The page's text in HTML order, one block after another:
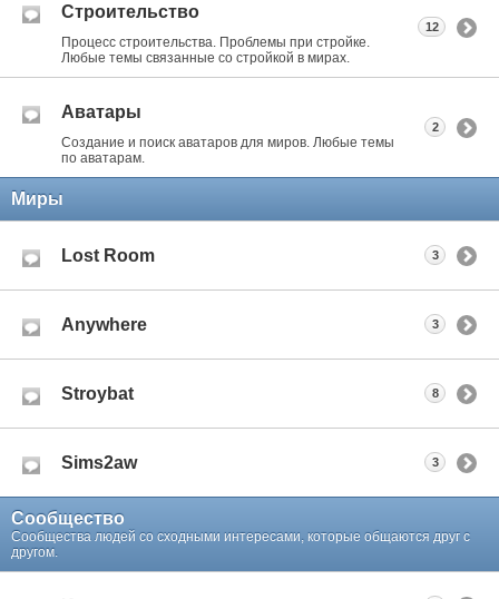
Строительство
Процесс строительства. Проблемы при стройке.
Любые темы связанные со стройкой в мирах.
12
Аватары
Создание и поиск аватаров для миров. Любые темы
по аватарам.
2
Миры
Lost Room 3
Anywhere 3
Stroybat 8
Sims2aw 3
Сообщество
Сообщества людей со сходными интересами, которые общаются друг с
другом.